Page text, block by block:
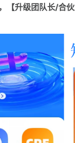
【升级团队长/合